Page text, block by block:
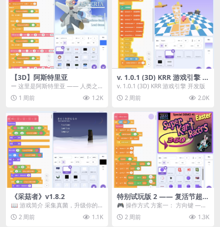
【3D】阿斯特里亚
ー 这里是阿斯特里亚 —— 人类之
罪与未来希望交汇之地 📖 游戏简
介 《阿斯特里...
1 周前 1.2K
v. 1.0.1 (3D) KRR 游戏引擎 开
发版
v. 1.0.1 (3D) KRR 游戏引擎 开发版
2 周前
2.0K
《采菇者》v1.8.2
📖 游戏简介 采集真菌，升级你的
机体，并前往未知领域探索。 这是
一款静谧的探索冒...
2 周前 1.1K
特别试玩版 2 —— 复活节超级
卡丁车赛
🎮 操作方式 方案一： 方向键 ——
移动 Z —— 跳跃 / 漂移 方案二： ...
2 周前 1.3K